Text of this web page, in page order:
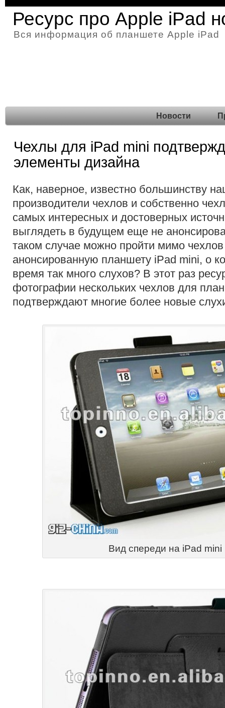
Ресурс про Apple iPad
Вся информация об планшете Apple iPad
Новости
Чехлы для iPad mini
элементы дизайна
Как, наверное, известно большинству
производители чехлов и собственно
самых интересных и достоверных
выглядеть в будущем еще не
таком случае можно пройти мимо
анонсированную планшету iPad mini, о
время так много слухов? В этот раз
фотографии нескольких чехлов для
подтверждают многие более новые
Вид спереди на iPad mini